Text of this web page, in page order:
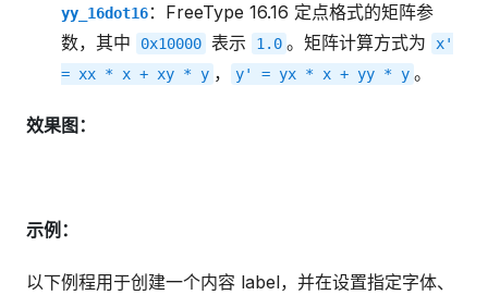
yy_16dot16：FreeType 16.16 定点格式的矩阵参
数，其中
0x10000 表示 1.0 。矩阵计算方式为
x'
= xx * x + xy * y ， y' = yx * x + yy * y 。
效果图：
示例：
以下例程用于创建一个内容 label，并在设置指定字体、